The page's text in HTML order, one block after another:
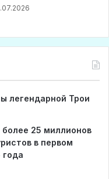
легендарной Трои
более 25 миллионов
в первом
года